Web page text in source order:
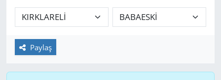
Paylaş
GÜNDEM
HABERDE İNSAN